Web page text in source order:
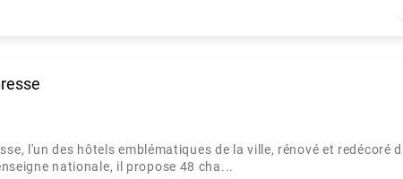
l'un des hôtels emblématiques de la ville, rénové et redécoré
nationale, il propose 48 cha...